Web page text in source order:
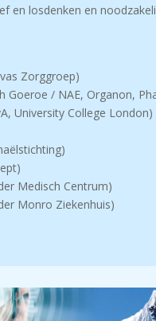
en losdenken en
Zorggroep)
Goeroe / NAE, Organon,
University College London)
Medisch Centrum)
Monro Ziekenhuis)